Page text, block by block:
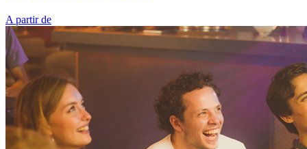
A partir de